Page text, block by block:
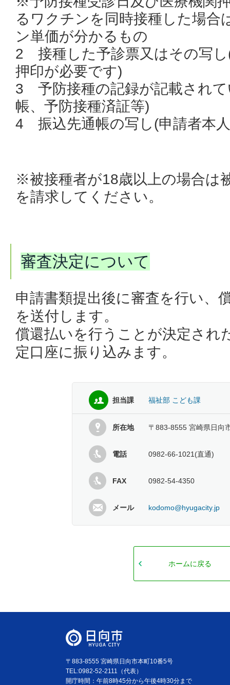
るワクチンを同時接種した場合
ン単価が分かるもの
2 接種した予診票又はその写し
押印が必要です)
3 予防接種の記録が記載されて
帳、予防接種済証等)
4 振込先通帳の写し(申請者本
※被接種者が18歳以上の場合は
を請求してください。
審査決定について
申請書類提出後に審査を行い、
を送付します。
償還払いを行うことが決定され
定口座に振り込みます。
担当課 福祉部 こども課
所在地 〒883-8555 宮崎県日向
電話 0982-66-1021(直通)
FAX 0982-54-4350
メール kodomo@hyugacity.jp
ホームに戻る
〒883-8555 宮崎県日向市本町10番5号
TEL:0982-52-2111（代表）
開庁時間：午前8時45分から午後4時30分まで